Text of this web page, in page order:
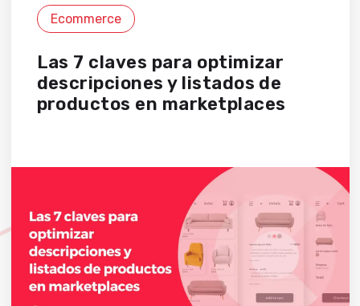
Ecommerce
Las 7 claves para optimizar
descripciones y listados de
productos en marketplaces